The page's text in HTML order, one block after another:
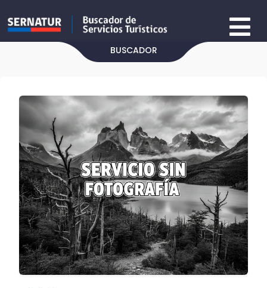
BUSCADOR